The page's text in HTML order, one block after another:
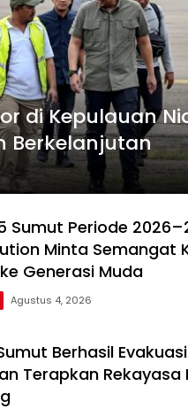
di Kepulauan
Berkelanjutan
Sumut Periode
Minta Semangat
Generasi Muda
Agustus 4, 2026
Berhasil
Terapkan Rekayasa